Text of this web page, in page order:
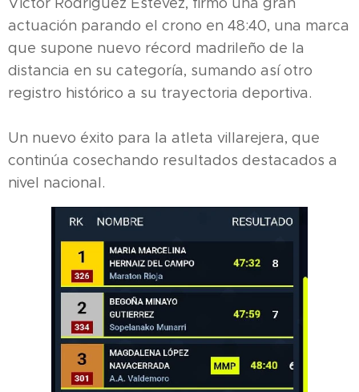
actuación parando el crono en 48:40, una marca
que supone nuevo récord madrileño de la
distancia en su categoría, sumando así otro
registro histórico a su trayectoria deportiva.
Un nuevo éxito para la atleta villarejera, que
continúa cosechando resultados destacados a
nivel nacional.